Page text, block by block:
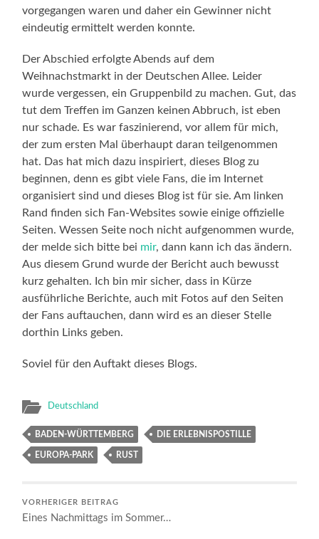
vorgegangen waren und daher ein Gewinner nicht
eindeutig ermittelt werden konnte.
Der Abschied erfolgte Abends auf dem
Weihnachstmarkt in der Deutschen Allee. Leider
wurde vergessen, ein Gruppenbild zu machen. Gut, das
tut dem Treffen im Ganzen keinen Abbruch, ist eben
nur schade. Es war faszinierend, vor allem für mich,
der zum ersten Mal überhaupt daran teilgenommen
hat. Das hat mich dazu inspiriert, dieses Blog zu
beginnen, denn es gibt viele Fans, die im Internet
organisiert sind und dieses Blog ist für sie. Am linken
Rand finden sich Fan-Websites sowie einige offizielle
Seiten. Wessen Seite noch nicht aufgenommen wurde,
der melde sich bitte bei mir, dann kann ich das ändern.
Aus diesem Grund wurde der Bericht auch bewusst
kurz gehalten. Ich bin mir sicher, dass in Kürze
ausführliche Berichte, auch mit Fotos auf den Seiten
der Fans auftauchen, dann wird es an dieser Stelle
dorthin Links geben.
Soviel für den Auftakt dieses Blogs.
Deutschland
BADEN-WÜRTTEMBERG DIE ERLEBNISPOSTILLE
EUROPA-PARK RUST
VORHERIGER BEITRAG
Eines Nachmittags im Sommer…